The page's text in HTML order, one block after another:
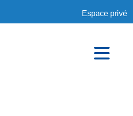
Espace privé